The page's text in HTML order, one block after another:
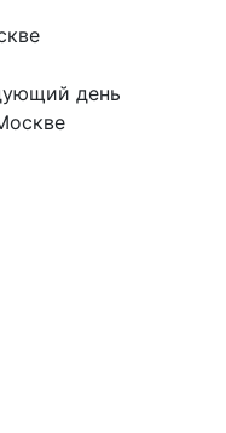
день